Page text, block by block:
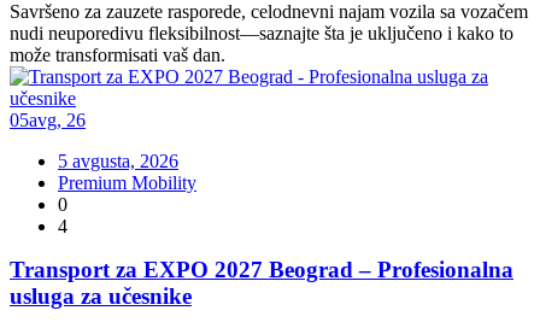
Savršeno za zauzete rasporede, celodnevni najam vozila sa vozačem
nudi neuporedivu fleksibilnost—saznajte šta je uključeno i kako to
može transformisati vaš dan.
05avg, 26
5 avgusta, 2026
Premium Mobility
0
4
Transport za EXPO 2027 Beograd – Profesionalna
usluga za učesnike